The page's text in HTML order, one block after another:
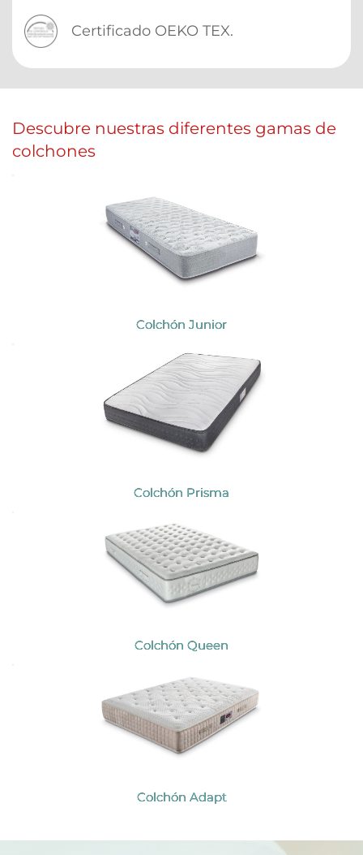
Certificado OEKO TEX.
Descubre nuestras diferentes gamas de
colchones
Colchón Junior
Colchón Prisma
Colchón Queen
Colchón Adapt